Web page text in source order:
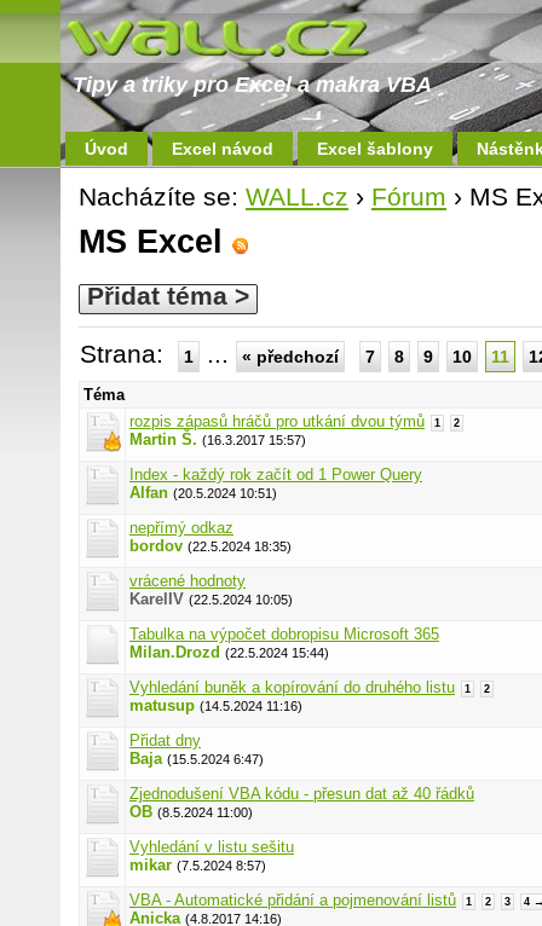
Tipy a triky pro Excel a makra VBA
Úvod Excel návod Excel šablony
Nacházíte se: WALL.cz › Fórum › MS
MS Excel
Přidat téma >
Strana: 1 ... « předchozí 7 8 9 10 11
Téma
rozpis zápasů hráčů pro utkání dvou týmů
1 2
Martin Š. (16.3.2017 15:57)
Index - každý rok začít od 1 Power Query
Alfan (20.5.2024 10:51)
nepřímý odkaz
bordov (22.5.2024 18:35)
vrácené hodnoty
KarelIV (22.5.2024 10:05)
Tabulka na výpočet dobropisu Microsoft 365
Milan.Drozd (22.5.2024 15:44)
Vyhledání buněk a kopírování do druhého listu 1 2
matusup (14.5.2024 11:16)
Přidat dny
Baja (15.5.2024 6:47)
Zjednodušení VBA kódu - přesun dat až 40 řádků
OB (8.5.2024 11:00)
Vyhledání v listu sešitu
mikar (7.5.2024 8:57)
VBA - Automatické přidání a pojmenování listů 1 2 3 4
Anicka (4.8.2017 14:16)